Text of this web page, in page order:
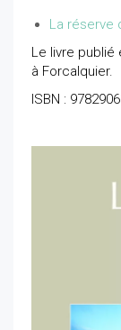
La réserve
Le livre publié
à Forcalquier.
ISBN :